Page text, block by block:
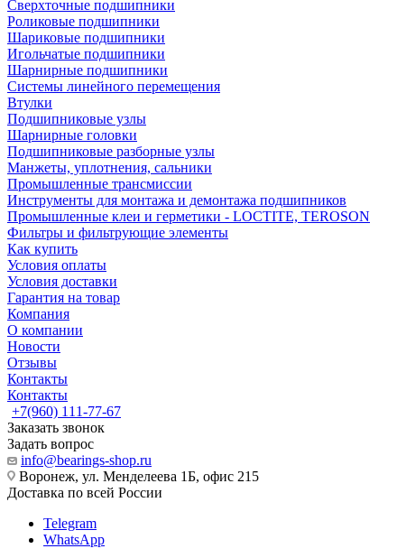
Сверхточные подшипники
Роликовые подшипники
Шариковые подшипники
Игольчатые подшипники
Шарнирные подшипники
Системы линейного перемещения
Втулки
Подшипниковые узлы
Шарнирные головки
Подшипниковые разборные узлы
Манжеты, уплотнения, сальники
Промышленные трансмиссии
Инструменты для монтажа и демонтажа подшипников
Промышленные клеи и герметики - LOCTITE, TEROSON
Фильтры и фильтрующие элементы
Как купить
Условия оплаты
Условия доставки
Гарантия на товар
Компания
О компании
Новости
Отзывы
Контакты
Контакты
+7(960) 111-77-67
Заказать звонок
Задать вопрос
info@bearings-shop.ru
Воронеж, ул. Менделеева 1Б, офис 215
Доставка по всей России
Telegram
WhatsApp